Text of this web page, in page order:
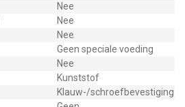
Nee
Nee
Nee
Geen speciale voeding
Nee
Kunststof
Klauw-/schroefbevestiging